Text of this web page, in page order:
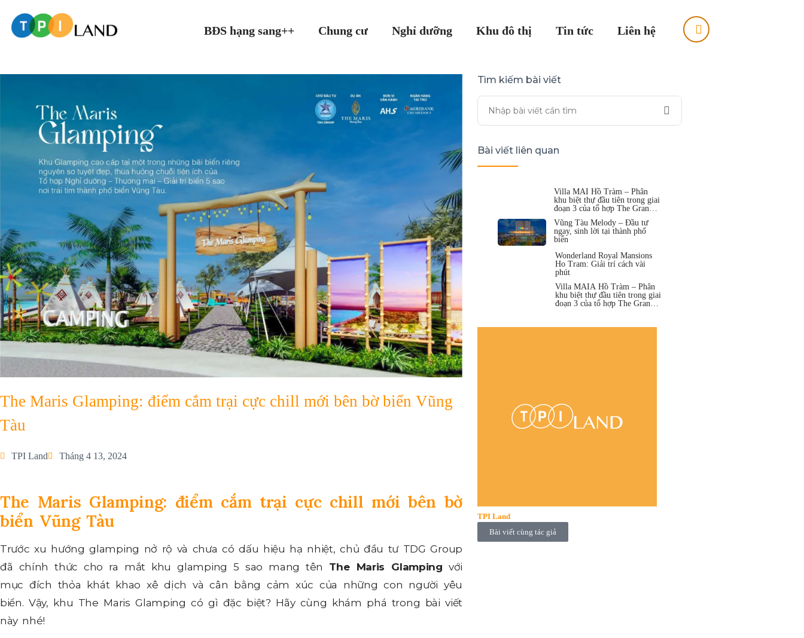
BĐS hạng sang++ Chung cư Nghỉ dưỡng Khu đô thị Tin tức Liên hệ
The Maris Glamping: điểm cắm trại cực chill mới bên bờ biển Vũng
Tàu
TPI Land Tháng 4 13, 2024
The Maris Glamping: điểm cắm trại cực chill mới bên bờ
biển Vũng Tàu
Trước xu hướng glamping nở rộ và chưa có dấu hiệu hạ nhiệt, chủ đầu tư TDG Group
đã chính thức cho ra mắt khu glamping 5 sao mang tên The Maris Glamping với
mục đích thỏa khát khao xê dịch và cân bằng cảm xúc của những con người yêu
biển. Vậy, khu The Maris Glamping có gì đặc biệt? Hãy cùng khám phá trong bài viết
này nhé!
Tìm kiếm bài viết
Bài viết liên quan
Villa MAI Hồ Tràm – Phân
khu biệt thự đầu tiên trong giai
đoạn 3 của tổ hợp The Grand
Vũng Tàu Melody – Đầu tư
ngay, sinh lời tại thành phố
biển
Wonderland Royal Mansions
Ho Tram: Giải trí cách vài
phút
Villa MAIA Hồ Tràm – Phân
khu biệt thự đầu tiên trong giai
đoạn 3 của tổ hợp The Grand
TPI Land
Bài viết cùng tác giả